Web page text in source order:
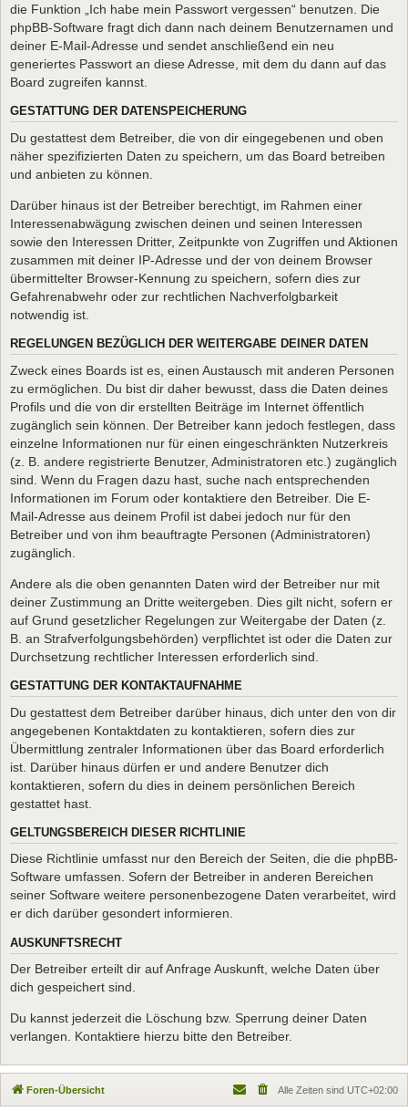
die Funktion „Ich habe mein Passwort vergessen“ benutzen. Die
phpBB-Software fragt dich dann nach deinem Benutzernamen und
deiner E-Mail-Adresse und sendet anschließend ein neu
generiertes Passwort an diese Adresse, mit dem du dann auf das
Board zugreifen kannst.
GESTATTUNG DER DATENSPEICHERUNG
Du gestattest dem Betreiber, die von dir eingegebenen und oben
näher spezifizierten Daten zu speichern, um das Board betreiben
und anbieten zu können.
Darüber hinaus ist der Betreiber berechtigt, im Rahmen einer
Interessenabwägung zwischen deinen und seinen Interessen
sowie den Interessen Dritter, Zeitpunkte von Zugriffen und Aktionen
zusammen mit deiner IP-Adresse und der von deinem Browser
übermittelter Browser-Kennung zu speichern, sofern dies zur
Gefahrenabwehr oder zur rechtlichen Nachverfolgbarkeit
notwendig ist.
REGELUNGEN BEZÜGLICH DER WEITERGABE DEINER DATEN
Zweck eines Boards ist es, einen Austausch mit anderen Personen
zu ermöglichen. Du bist dir daher bewusst, dass die Daten deines
Profils und die von dir erstellten Beiträge im Internet öffentlich
zugänglich sein können. Der Betreiber kann jedoch festlegen, dass
einzelne Informationen nur für einen eingeschränkten Nutzerkreis
(z. B. andere registrierte Benutzer, Administratoren etc.) zugänglich
sind. Wenn du Fragen dazu hast, suche nach entsprechenden
Informationen im Forum oder kontaktiere den Betreiber. Die E-
Mail-Adresse aus deinem Profil ist dabei jedoch nur für den
Betreiber und von ihm beauftragte Personen (Administratoren)
zugänglich.
Andere als die oben genannten Daten wird der Betreiber nur mit
deiner Zustimmung an Dritte weitergeben. Dies gilt nicht, sofern er
auf Grund gesetzlicher Regelungen zur Weitergabe der Daten (z.
B. an Strafverfolgungsbehörden) verpflichtet ist oder die Daten zur
Durchsetzung rechtlicher Interessen erforderlich sind.
GESTATTUNG DER KONTAKTAUFNAHME
Du gestattest dem Betreiber darüber hinaus, dich unter den von dir
angegebenen Kontaktdaten zu kontaktieren, sofern dies zur
Übermittlung zentraler Informationen über das Board erforderlich
ist. Darüber hinaus dürfen er und andere Benutzer dich
kontaktieren, sofern du dies in deinem persönlichen Bereich
gestattet hast.
GELTUNGSBEREICH DIESER RICHTLINIE
Diese Richtlinie umfasst nur den Bereich der Seiten, die die phpBB-
Software umfassen. Sofern der Betreiber in anderen Bereichen
seiner Software weitere personenbezogene Daten verarbeitet, wird
er dich darüber gesondert informieren.
AUSKUNFTSRECHT
Der Betreiber erteilt dir auf Anfrage Auskunft, welche Daten über
dich gespeichert sind.
Du kannst jederzeit die Löschung bzw. Sperrung deiner Daten
verlangen. Kontaktiere hierzu bitte den Betreiber.
Foren-Übersicht Alle Zeiten sind UTC+02:00